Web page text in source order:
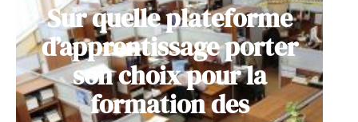
Sur quelle plateforme
d’apprentissage porter
son choix pour la
formation des